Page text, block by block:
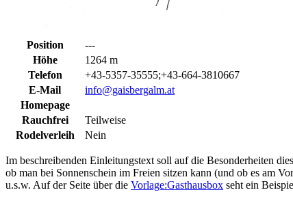
Position
---
Höhe
1264 m
Telefon
+43-5357-35555;+43-664-3810667
E-Mail
info@gaisbergalm.at
Homepage
Rauchfrei
Teilweise
Rodelverleih
Nein
Im beschreibenden Einleitungstext soll auf die Besonderheiten
ob man bei Sonnenschein im Freien sitzen kann (und ob es am
u.s.w. Auf der Seite über die Vorlage:Gasthausbox seht ein